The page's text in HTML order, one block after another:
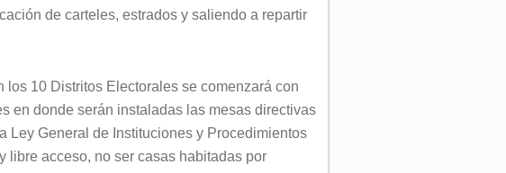
de carteles, estrados y saliendo a repartir
10 Distritos Electorales se comenzará con
en donde serán instaladas las mesas directivas
Ley General de Instituciones y Procedimientos
libre acceso, no ser casas habitadas por